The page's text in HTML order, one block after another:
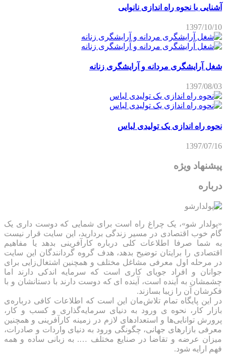
آشنایی با نحوه راه اندازی نانوایی
1397/10/10
شغل آرایشگری مردانه و آرایشگری زنانه
1397/08/03
نحوه راه اندازی یک تولیدی لباس
1397/07/16
پیشنهاد ویژه
درباره
«پولدار شو»، یک چراغ راه است برای شمایی که دوست داری یک
گام خوب اقتصادی در مسیر زندگی بردارید، این سایت قرار نیست
به شما صرفا اطلاعات کلی درباره کارآفرینی بدهد یا مفاهیم
اقتصادی را برایتان توضیح بدهد، هدف گروه گردانندگان این سایت
در مرحله اول معرفی مشاغل مختلف و همچنین اشتغال‌زایی برای
جوانان و افراد جویای کاری است که سرمایه اندکی دارند اما
چشمشان به آینده است، آینده ای که دوست دارند با دستانشان و با
فکرشان آن را زیبا بسازند.
در این پایگاه تمام تلاش‌مان این است که ‌اطلاعات کافی درباره‌ی
بازار کار، نحوه ی ورود به دنیای سرمایه‌گذاری و کسب و کار،
پرورش توانایی‌ها و استعدادهای لازم در زمینه کارآفرینی و همچنین
معرفی بازارهای جهانی، چگونگی ورود به دنیای واردات و صادرات،
میزان عرضه و تقاضا در صنایع مختلف …. به زبانی ساده و همه
فهم ارایه شود.